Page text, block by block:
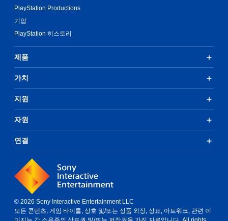
PlayStation Productions
기업
PlayStation 히스토리
제품
가치
지원
자원
연결
© 2026 Sony Interactive Entertainment LLC
모든 콘텐츠, 게임 타이틀, 상호 및/또는 상품 외장, 상표, 아트워크, 관련 이